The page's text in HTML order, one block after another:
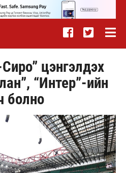
цэнгэлдэх
“Интер”-ийн
болно